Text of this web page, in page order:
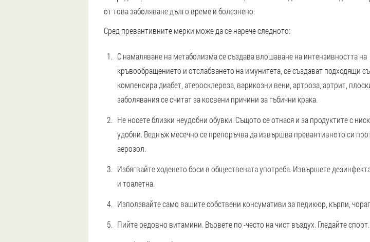
от това заболяване дълго време и болезнено.
Сред превантивните мерки може да се нарече следното:
С намаляване на метаболизма се създава влошаване на интензивността на
кръвообращението и отслабването на имунитета, се създават подходящи
компенсира диабет, атеросклероза, варикозни вени, артроза, артрит,
заболявания се считат за косвени причини за гъбични крака.
Не носете близки неудобни обувки. Същото се отнася и за продуктите с
удобни. Веднъж месечно се препоръчва да извършва превантивното си
аерозол.
Избягвайте ходенето боси в обществената употреба. Извършете
и тоалетна.
Използвайте само вашите собствени консумативи за педикюр, кърпи,
Пийте редовно витамини. Вървете по -често на чист въздух. Гледайте спорт.